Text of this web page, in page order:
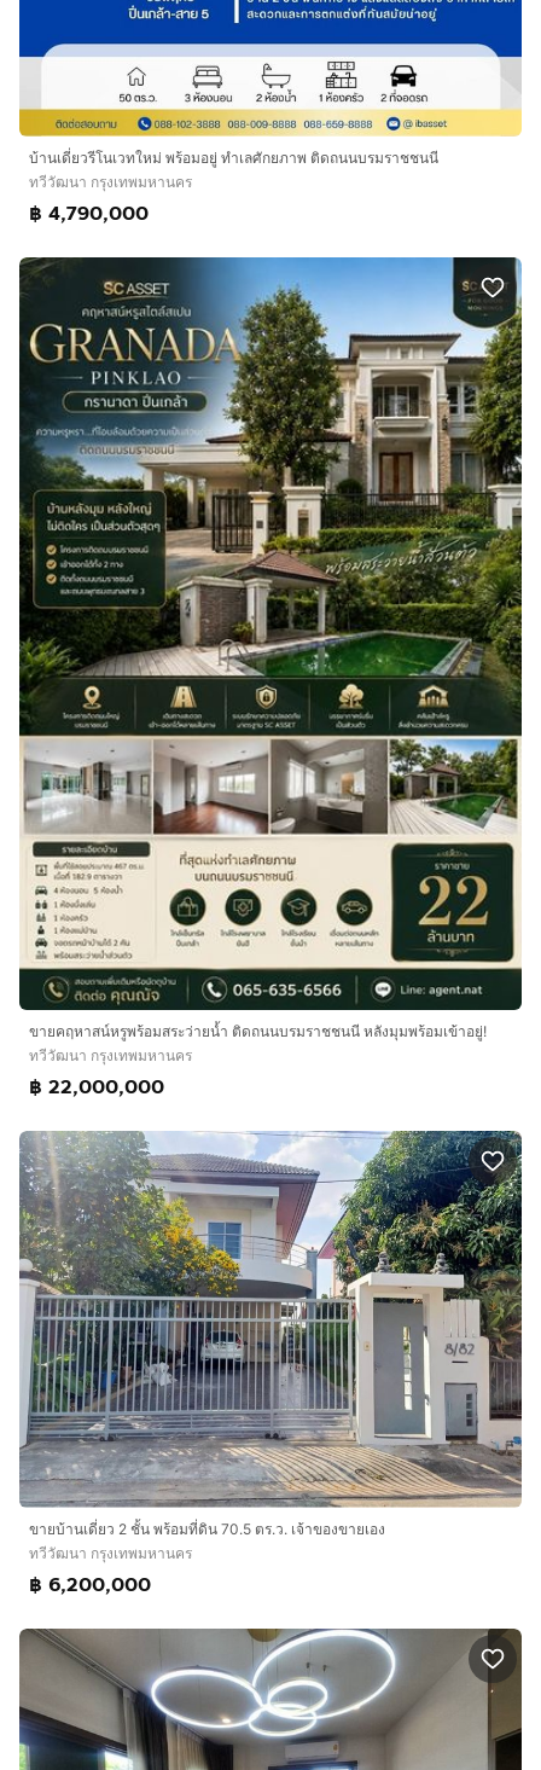
บ้านเดี่ยวรีโนเวทใหม่ พร้อมอยู่ ทำเลศักยภาพ ติดถนนบรมราชชนนี
ทวีวัฒนา กรุงเทพมหานคร
฿ 4,790,000
ขายคฤหาสน์หรูพร้อมสระว่ายน้ำ ติดถนนบรมราชชนนี หลังมุมพร้อมเข้าอยู่!
ทวีวัฒนา กรุงเทพมหานคร
฿ 22,000,000
ขายบ้านเดี่ยว 2 ชั้น พร้อมที่ดิน 70.5 ตร.ว. เจ้าของขายเอง
ทวีวัฒนา กรุงเทพมหานคร
฿ 6,200,000